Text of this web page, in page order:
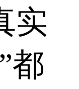
实
都